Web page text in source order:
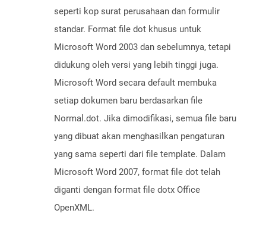
seperti kop surat perusahaan dan formulir
standar. Format file dot khusus untuk
Microsoft Word 2003 dan sebelumnya, tetapi
didukung oleh versi yang lebih tinggi juga.
Microsoft Word secara default membuka
setiap dokumen baru berdasarkan file
Normal.dot. Jika dimodifikasi, semua file baru
yang dibuat akan menghasilkan pengaturan
yang sama seperti dari file template. Dalam
Microsoft Word 2007, format file dot telah
diganti dengan format file dotx Office
OpenXML.